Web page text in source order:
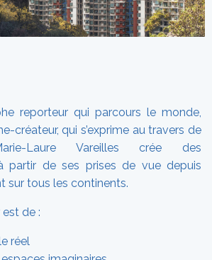
reporteur qui parcours le monde,
créateur, qui s’exprime au travers de
Laure Vareilles crée des
partir de ses prises de vue depuis
sur tous les continents.
de :
réel